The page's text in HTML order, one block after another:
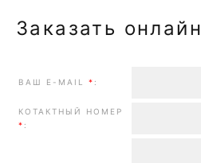
Заказать онлайн
ВАШ E-MAIL * :
КОТАКТНЫЙ НОМЕР
* :